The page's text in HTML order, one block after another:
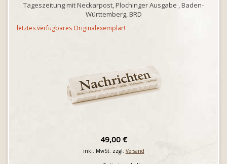
Tageszeitung mit Neckarpost, Plochinger Ausgabe , Baden-
Württemberg, BRD
letztes verfügbares Originalexemplar!
49,00 €
inkl. MwSt. zzgl. Versand